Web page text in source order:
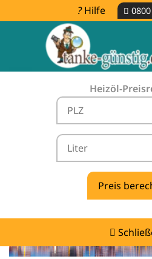
Hilfe
Heizöl-
Heizölpreise Kamin -
vergleichen & günstig